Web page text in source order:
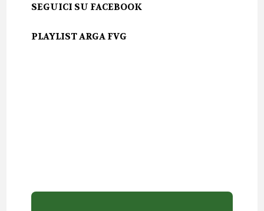
SEGUICI SU FACEBOOK
PLAYLIST ARGA FVG